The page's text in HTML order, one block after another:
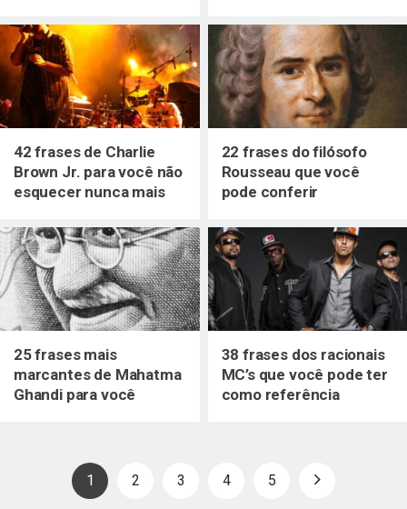
42 frases de Charlie
Brown Jr. para você não
esquecer nunca mais
22 frases do filósofo
Rousseau que você
pode conferir
25 frases mais
marcantes de Mahatma
Ghandi para você
38 frases dos racionais
MC’s que você pode ter
como referência
1 2 3 4 5